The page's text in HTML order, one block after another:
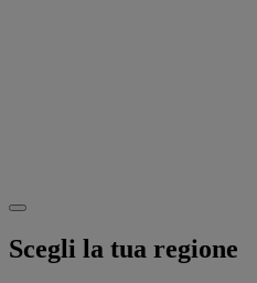
Scegli la tua regione